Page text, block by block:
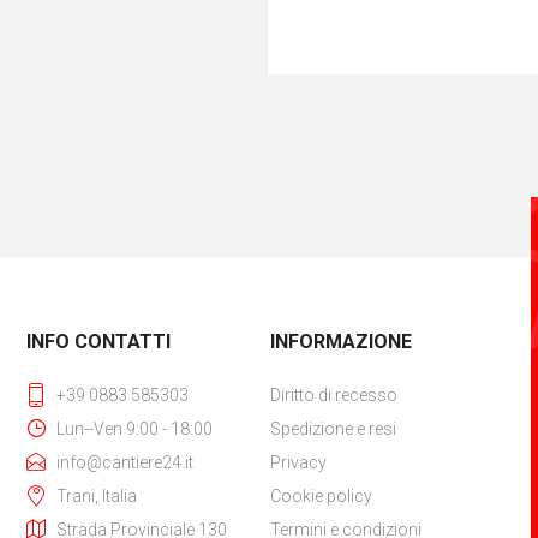
INFO CONTATTI
+39 0883 585303
Lun--Ven 9:00 - 18:00
info@cantiere24.it
Trani, Italia
Strada Provinciale 130
INFORMAZIONE
Diritto di recesso
Spedizione e resi
Privacy
Cookie policy
Termini e condizioni